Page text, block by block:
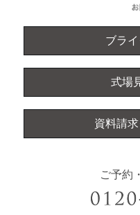
ブラ
式場
資料請
ご予約